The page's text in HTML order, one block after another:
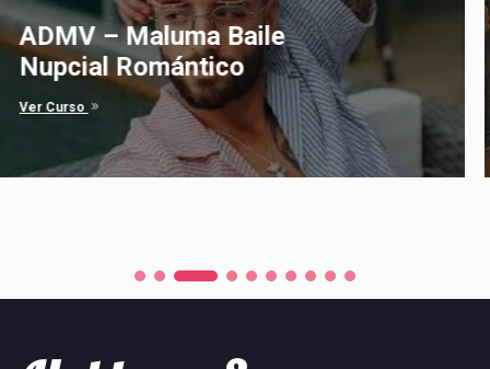
Bella y Bestia canción en
Español
Ver Curso